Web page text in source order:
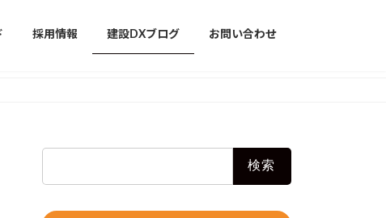
採用情報 建設DXブログ お問い合わせ